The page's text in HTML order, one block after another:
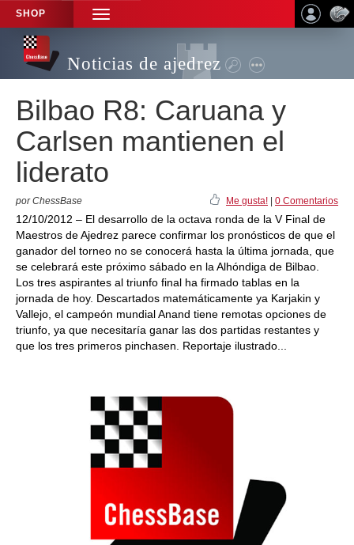
SHOP
TOGGLE
NAVIGATION
Noticias de ajedrez
Bilbao R8: Caruana y
Carlsen mantienen el
liderato
por ChessBase Me gusta! 0 Comentarios
12/10/2012 – El desarrollo de la octava ronda de la V Final de
Maestros de Ajedrez parece confirmar los pronósticos de que el
ganador del torneo no se conocerá hasta la última jornada, que
se celebrará este próximo sábado en la Alhóndiga de Bilbao.
Los tres aspirantes al triunfo final ha firmado tablas en la
jornada de hoy. Descartados matemáticamente ya Karjakin y
Vallejo, el campeón mundial Anand tiene remotas opciones de
triunfo, ya que necesitaría ganar las dos partidas restantes y
que los tres primeros pinchasen. Reportaje ilustrado...